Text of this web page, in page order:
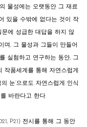
물성에는 오랫동안 그 재료
있을 수밖에 없다는 것이 작
문에 성급한 대답을 하지 않
며, 그 물성과 그들이 만들어
실험하고 연구하는 동안, 그
작품세계를 통해 자연스럽게
눈’으로도 자연스럽게 인식
바란다고 한다.
P21) 전시를 통해 그 동안